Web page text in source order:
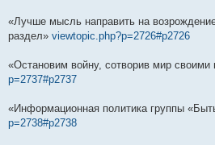
«Лучше мысль направить на
раздел» viewtopic.php?p=2726#p2726
«Остановим войну, сотворив мир
p=2737#p2737
«Информационная политика группы
p=2738#p2738